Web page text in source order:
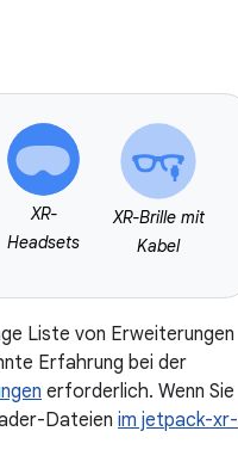
XR-
Headsets
XR-Brille mit
Kabel
Liste von Erweiterungen
Erfahrung bei der
erforderlich. Wenn Sie
Dateien im jetpack-xr-